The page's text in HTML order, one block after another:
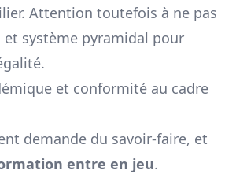
Attention toutefois à ne pas
et système pyramidal pour
et conformité au cadre
demande du savoir-faire, et
entre en jeu.